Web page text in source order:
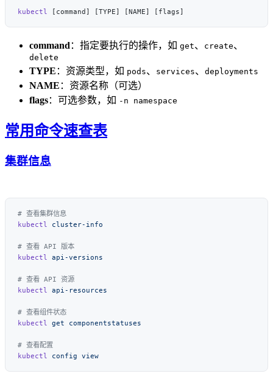
kubectl
command ：指定要执行的操作，如 get、 create、
delete
TYPE ：资源类型，如 pods、 services、 deployments
NAME ：资源名称（可选）
flags：可选参数，如 -n namespace
常用命令速查表
集群信息
kubectl
kubectl
kubectl
kubectl
get
kubectl
config